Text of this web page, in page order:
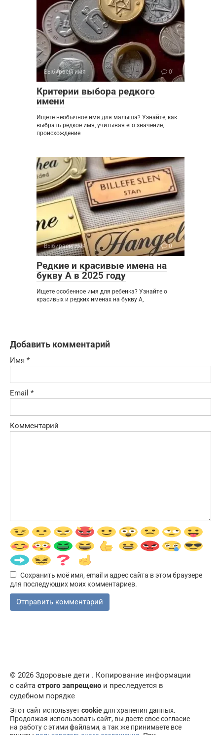
Выбираем имя 0
Критерии выбора редкого
имени
Ищете необычное имя для малыша? Узнайте, как
выбрать редкое имя, учитывая его значение,
происхождение
Выбираем имя 0
Редкие и красивые имена на
букву А в 2025 году
Ищете особенное имя для ребенка? Узнайте о
красивых и редких именах на букву А,
Добавить комментарий
Имя *
Email *
Комментарий
Сохранить моё имя, email и адрес сайта в этом браузере
для последующих моих комментариев.
© 2026 Здоровые дети . Копирование информации
с сайта строго запрещено и преследуется в
судебном порядке
Этот сайт используетcookie для хранения данных.
Продолжая использовать сайт, вы даете свое согласие
на работу с этими файлами, а так же принимаете все